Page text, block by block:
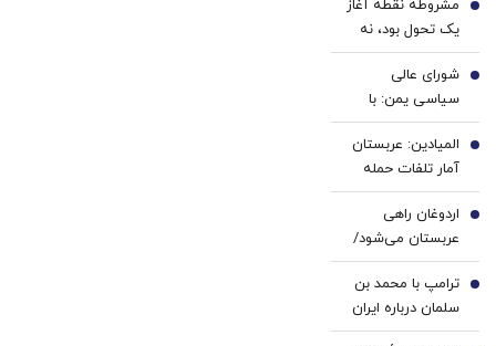
سفید
کننده
خانگی
و چک
مشروطه نقطه آغاز
یک تحول بود، نه
پایان | تجربه
خواست تجدد با
عقل عقلایی |
مشروطه ایرانی
تقلید از غرب نبود
1
شورای عالی
سیاسی یمن: با
محاصره و تشدید
تنش، مقابله به
مثل می‌کنیم
2
المیادین: عربستان
آمار تلفات حمله
انصارالله را محرمانه
کرد
3
اردوغان راهی
عربستان می‌شود/
دیدار با محمد
بن‌سلمان در ریاض
4
ترامپ با محمد بن
سلمان درباره ایران
گفت‌وگو می‌کند/
5